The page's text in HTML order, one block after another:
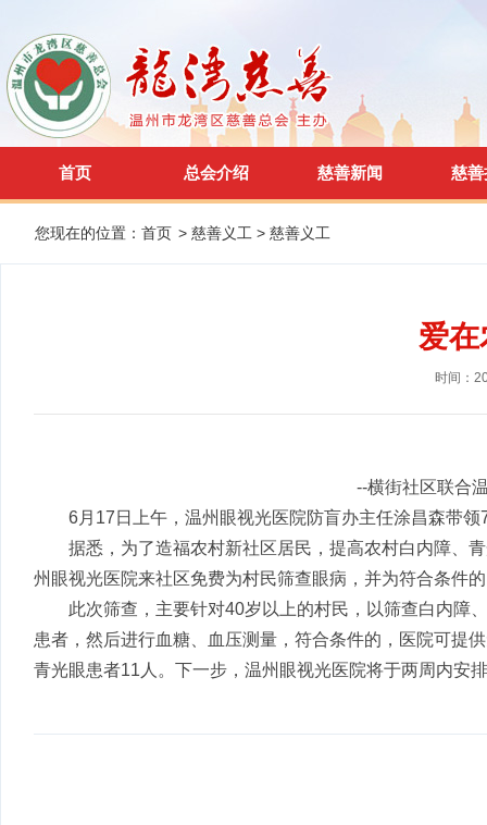
首页 总会介绍 慈善新闻 慈善
您现在的位置： 首页 > 慈善义工 > 慈善义工
爱在
时间：
--横街社区联合
6月17日上午，温州眼视光医院防盲办主任涂昌森带
据悉，为了造福农村新社区居民，提高农村白内障、
州眼视光医院来社区免费为村民筛查眼病，并为符合条件
此次筛查，主要针对40岁以上的村民，以筛查白内障
患者，然后进行血糖、血压测量，符合条件的，医院可提
青光眼患者11人。下一步，温州眼视光医院将于两周